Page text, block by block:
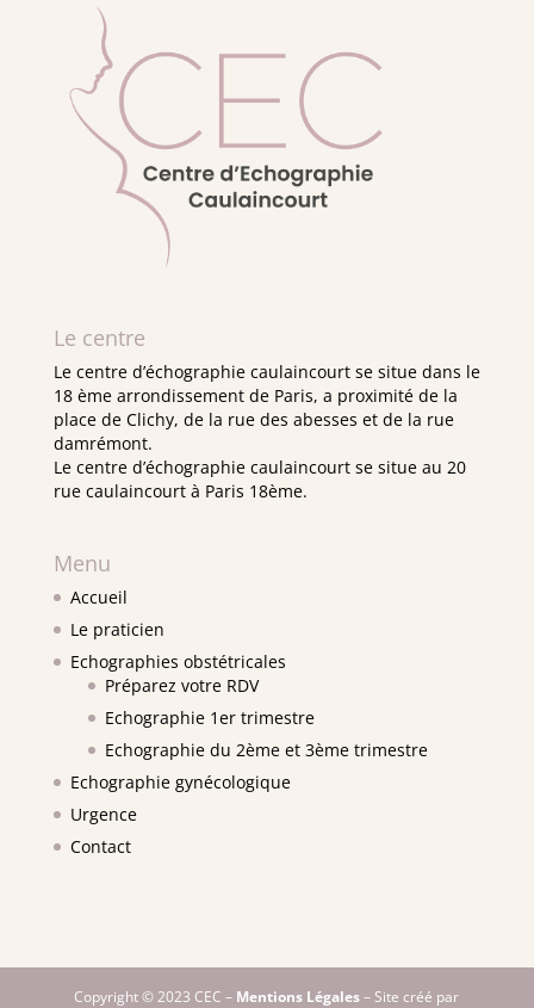
Le centre
Le centre d’échographie caulaincourt se situe dans le
18 ème arrondissement de Paris, a proximité de la
place de Clichy, de la rue des abesses et de la rue
damrémont.
Le centre d’échographie caulaincourt se situe au 20
rue caulaincourt à Paris 18ème.
Menu
Accueil
Le praticien
Echographies obstétricales
Préparez votre RDV
Echographie 1er trimestre
Echographie du 2ème et 3ème trimestre
Echographie gynécologique
Urgence
Contact
Copyright © 2023 CEC – Mentions Légales– Site créé par